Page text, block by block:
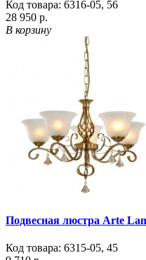
Код товара: 6316-05, 56
28 950 р.
В корзину
Подвесная люстра Arte
Код товара: 6315-05, 45